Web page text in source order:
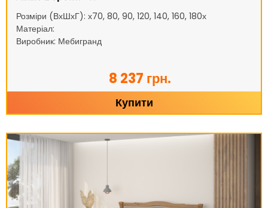
Розміри (ВхШхГ): х70, 80, 90, 120, 140, 160, 180х
Матеріал:
Виробник: Мебигранд
8 237 грн.
Купити